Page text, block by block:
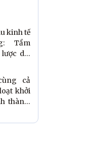
kinh tế
Tầm
dài
cả
khởi
thành,